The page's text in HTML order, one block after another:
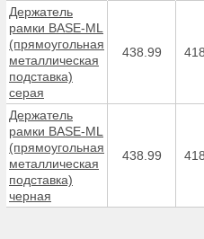
Держатель
рамки BASE-ML
(прямоугольная
металлическая
подставка)
серая
438.99
Держатель
рамки BASE-ML
(прямоугольная
металлическая
подставка)
черная
438.99